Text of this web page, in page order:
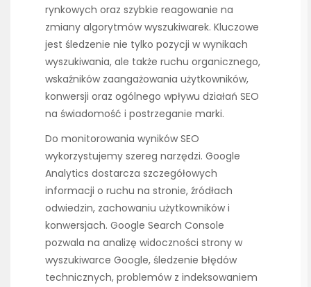
rynkowych oraz szybkie reagowanie na
zmiany algorytmów wyszukiwarek. Kluczowe
jest śledzenie nie tylko pozycji w wynikach
wyszukiwania, ale także ruchu organicznego,
wskaźników zaangażowania użytkowników,
konwersji oraz ogólnego wpływu działań SEO
na świadomość i postrzeganie marki.
Do monitorowania wyników SEO
wykorzystujemy szereg narzędzi. Google
Analytics dostarcza szczegółowych
informacji o ruchu na stronie, źródłach
odwiedzin, zachowaniu użytkowników i
konwersjach. Google Search Console
pozwala na analizę widoczności strony w
wyszukiwarce Google, śledzenie błędów
technicznych, problemów z indeksowaniem